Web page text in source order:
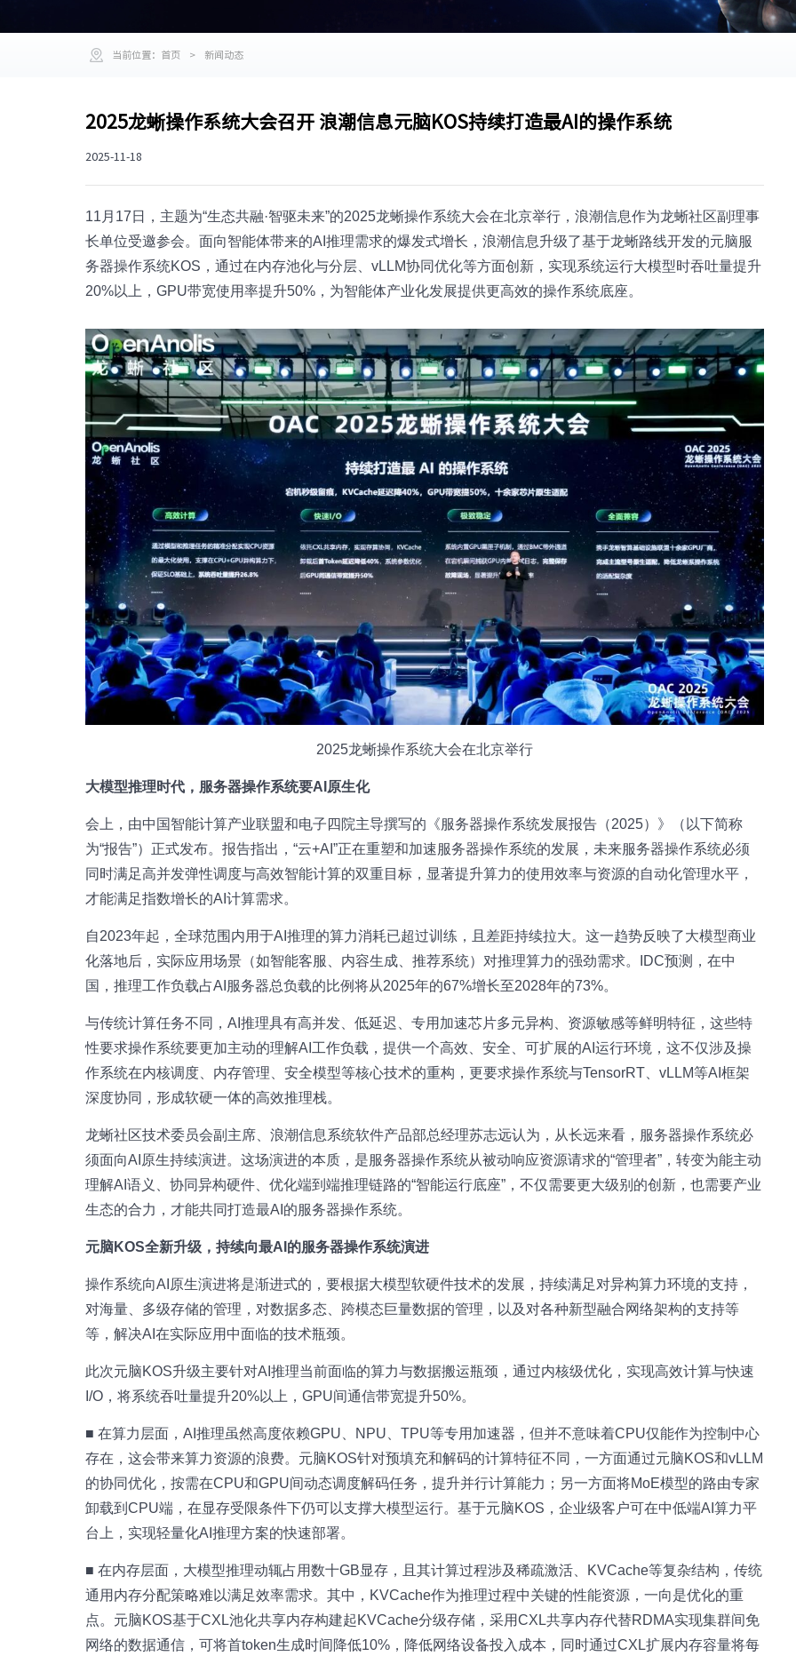
当前位置： 首页 > 新闻动态
2025龙蜥操作系统大会召开 浪潮信息元脑KOS持续打造最AI的操作系统
2025-11-18
11月17日，主题为“生态共融·智驱未来”的2025龙蜥操作系统大会在北京举行，浪潮信息作为龙蜥社区副理事
长单位受邀参会。面向智能体带来的AI推理需求的爆发式增长，浪潮信息升级了基于龙蜥路线开发的元脑服
务器操作系统KOS，通过在内存池化与分层、vLLM协同优化等方面创新，实现系统运行大模型时吞吐量提升
20%以上，GPU带宽使用率提升50%，为智能体产业化发展提供更高效的操作系统底座。
2025龙蜥操作系统大会在北京举行
大模型推理时代，服务器操作系统要AI原生化
会上，由中国智能计算产业联盟和电子四院主导撰写的《服务器操作系统发展报告（2025）》（以下简称
为“报告”）正式发布。报告指出，“云+AI”正在重塑和加速服务器操作系统的发展，未来服务器操作系统必须
同时满足高并发弹性调度与高效智能计算的双重目标，显著提升算力的使用效率与资源的自动化管理水平，
才能满足指数增长的AI计算需求。
自2023年起，全球范围内用于AI推理的算力消耗已超过训练，且差距持续拉大。这一趋势反映了大模型商业
化落地后，实际应用场景（如智能客服、内容生成、推荐系统）对推理算力的强劲需求。IDC预测，在中
国，推理工作负载占AI服务器总负载的比例将从2025年的67%增长至2028年的73%。
与传统计算任务不同，AI推理具有高并发、低延迟、专用加速芯片多元异构、资源敏感等鲜明特征，这些特
性要求操作系统要更加主动的理解AI工作负载，提供一个高效、安全、可扩展的AI运行环境，这不仅涉及操
作系统在内核调度、内存管理、安全模型等核心技术的重构，更要求操作系统与TensorRT、vLLM等AI框架
深度协同，形成软硬一体的高效推理栈。
龙蜥社区技术委员会副主席、浪潮信息系统软件产品部总经理苏志远认为，从长远来看，服务器操作系统必
须面向AI原生持续演进。这场演进的本质，是服务器操作系统从被动响应资源请求的“管理者”，转变为能主动
理解AI语义、协同异构硬件、优化端到端推理链路的“智能运行底座”，不仅需要更大级别的创新，也需要产业
生态的合力，才能共同打造最AI的服务器操作系统。
元脑KOS全新升级，持续向最AI的服务器操作系统演进
操作系统向AI原生演进将是渐进式的，要根据大模型软硬件技术的发展，持续满足对异构算力环境的支持，
对海量、多级存储的管理，对数据多态、跨模态巨量数据的管理，以及对各种新型融合网络架构的支持等
等，解决AI在实际应用中面临的技术瓶颈。
此次元脑KOS升级主要针对AI推理当前面临的算力与数据搬运瓶颈，通过内核级优化，实现高效计算与快速
I/O，将系统吞吐量提升20%以上，GPU间通信带宽提升50%。
■ 在算力层面，AI推理虽然高度依赖GPU、NPU、TPU等专用加速器，但并不意味着CPU仅能作为控制中心
存在，这会带来算力资源的浪费。元脑KOS针对预填充和解码的计算特征不同，一方面通过元脑KOS和vLLM
的协同优化，按需在CPU和GPU间动态调度解码任务，提升并行计算能力；另一方面将MoE模型的路由专家
卸载到CPU端，在显存受限条件下仍可以支撑大模型运行。基于元脑KOS，企业级客户可在中低端AI算力平
台上，实现轻量化AI推理方案的快速部署。
■ 在内存层面，大模型推理动辄占用数十GB显存，且其计算过程涉及稀疏激活、KVCache等复杂结构，传统
通用内存分配策略难以满足效率需求。其中，KVCache作为推理过程中关键的性能资源，一向是优化的重
点。元脑KOS基于CXL池化共享内存构建起KVCache分级存储，采用CXL共享内存代替RDMA实现集群间免
网络的数据通信，可将首token生成时间降低10%，降低网络设备投入成本，同时通过CXL扩展内存容量将每